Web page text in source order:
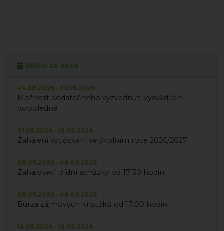
Blížící se akce
24.08.2026 - 31.08.2026
Možnost dodatečného vyzvednutí vysvědčení -
dopoledne
01.09.2026 - 01.09.2026
Zahájení vyučování ve školním roce 2026/2027
08.09.2026 - 08.09.2026
Zahajovací třídní schůzky od 17:30 hodin
08.09.2026 - 08.09.2026
Burza zájmových kroužků od 17:00 hodin
14.09.2026 - 18.09.2026